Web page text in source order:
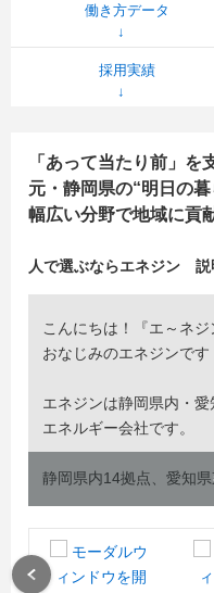
働き方データ
採用実績
「あって当たり前」
元・静岡県の“明日の
幅広い分野で地域に貢
人で選ぶならエネジン 説
こんにちは！『エ～ネ
おなじみのエネジンです
エネジンは静岡県内・
エネルギー会社です。
静岡県内14拠点、愛知県
地域の皆さまの当たり
を行っています！